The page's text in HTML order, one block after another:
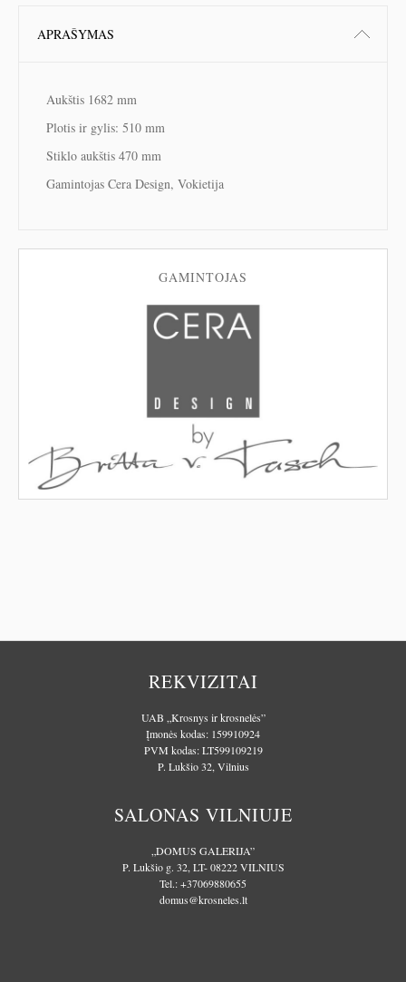
APRAŠYMAS
Aukštis 1682 mm
Plotis ir gylis: 510 mm
Stiklo aukštis 470 mm
Gamintojas Cera Design, Vokietija
GAMINTOJAS
REKVIZITAI
UAB „Krosnys ir krosnelės”
Įmonės kodas: 159910924
PVM kodas: LT599109219
P. Lukšio 32, Vilnius
SALONAS VILNIUJE
„DOMUS GALERIJA”
P. Lukšio g. 32, LT- 08222 VILNIUS
Tel.:+37069880655
domus@krosneles.lt